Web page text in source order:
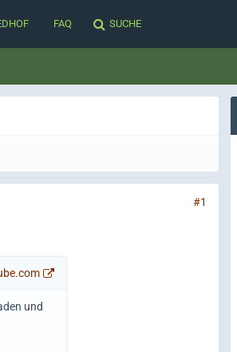
FAQ SUCHE
#1
und